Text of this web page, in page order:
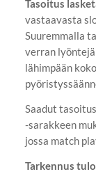
Tasoitus
vastaavasta
Suuremmalla
verran
lähimpään
Saadut
-sarakkeen
jossa match
Tarkennus